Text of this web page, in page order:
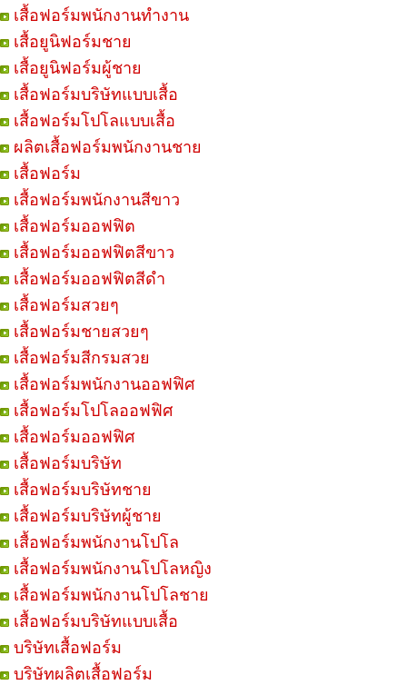
เสื้อฟอร์มพนักงานทำงาน
เสื้อยูนิฟอร์มชาย
เสื้อยูนิฟอร์มผู้ชาย
เสื้อฟอร์มบริษัทแบบเสื้อ
เสื้อฟอร์มโปโลแบบเสื้อ
ผลิตเสื้อฟอร์มพนักงานชาย
เสื้อฟอร์ม
เสื้อฟอร์มพนักงานสีขาว
เสื้อฟอร์มออฟฟิต
เสื้อฟอร์มออฟฟิตสีขาว
เสื้อฟอร์มออฟฟิตสีดำ
เสื้อฟอร์มสวยๆ
เสื้อฟอร์มชายสวยๆ
เสื้อฟอร์มสีกรมสวย
เสื้อฟอร์มพนักงานออฟฟิศ
เสื้อฟอร์มโปโลออฟฟิศ
เสื้อฟอร์มออฟฟิศ
เสื้อฟอร์มบริษัท
เสื้อฟอร์มบริษัทชาย
เสื้อฟอร์มบริษัทผู้ชาย
เสื้อฟอร์มพนักงานโปโล
เสื้อฟอร์มพนักงานโปโลหญิง
เสื้อฟอร์มพนักงานโปโลชาย
เสื้อฟอร์มบริษัทแบบเสื้อ
บริษัทเสื้อฟอร์ม
บริษัทผลิตเสื้อฟอร์ม